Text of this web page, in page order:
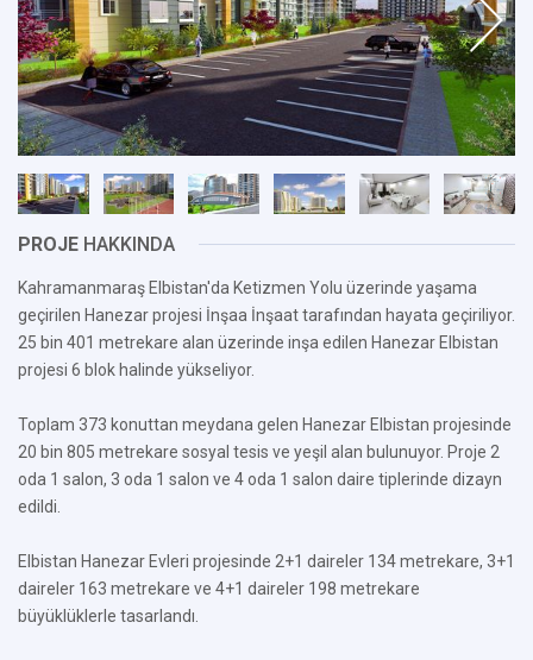
PROJE HAKKINDA
Kahramanmaraş Elbistan'da Ketizmen Yolu üzerinde yaşama
geçirilen Hanezar projesi İnşaa İnşaat tarafından hayata geçiriliyor.
25 bin 401 metrekare alan üzerinde inşa edilen Hanezar Elbistan
projesi 6 blok halinde yükseliyor.
Toplam 373 konuttan meydana gelen Hanezar Elbistan projesinde
20 bin 805 metrekare sosyal tesis ve yeşil alan bulunuyor. Proje 2
oda 1 salon, 3 oda 1 salon ve 4 oda 1 salon daire tiplerinde dizayn
edildi.
Elbistan Hanezar Evleri projesinde 2+1 daireler 134 metrekare, 3+1
daireler 163 metrekare ve 4+1 daireler 198 metrekare
büyüklüklerle tasarlandı.